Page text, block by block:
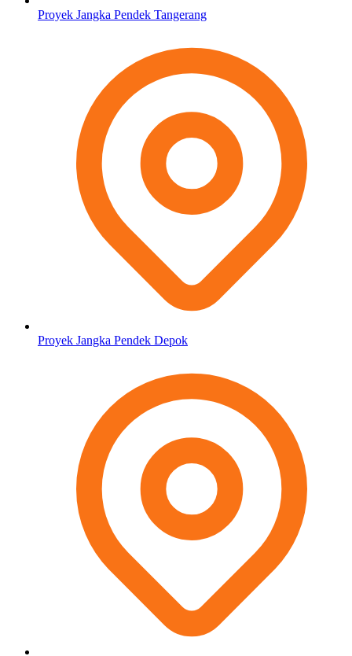
Proyek Jangka Pendek Tangerang
Proyek Jangka Pendek Depok